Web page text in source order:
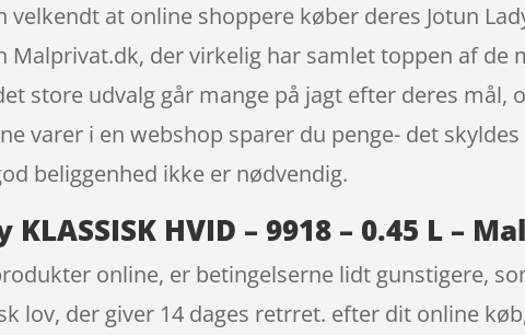
at online shoppere køber deres Jotun
Malprivat.dk, der virkelig har samlet toppen af
store udvalg går mange på jagt efter deres mål,
varer i en webshop sparer du penge- det
beliggenhed ikke er nødvendig.
KLASSISK HVID – 9918 – 0.45 L –
online, er betingelserne lidt gunstigere,
lov, der giver 14 dages retrret. efter dit online